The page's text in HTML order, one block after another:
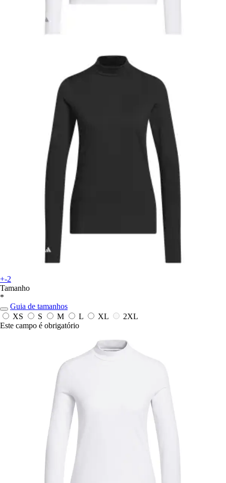
+-2
Tamanho
*
Guia de tamanhos
XS
S M L XL
2XL
Este campo é obrigatório